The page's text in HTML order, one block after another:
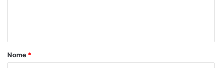
o
Nome *